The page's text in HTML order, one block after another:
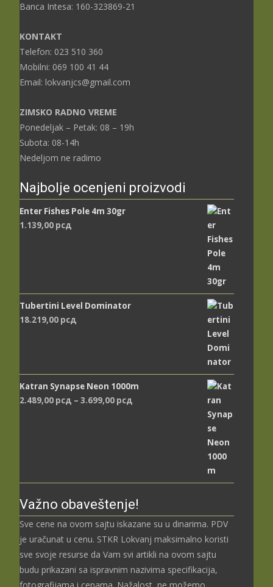
Banca Intesa: 160-323869-21
KONTAKT
Telefon: 023 510 360
Mobilni: 069 100 41 44
Email: lokvanjcs@gmail.com
ZIMSKO RADNO VREME
Ponedeljak – Petak: 08 – 19h
Subota: 08-14h
Nedeljom ne radimo
Najbolje ocenjeni proizvodi
Enter Fishes Pole 4m 30gr
1.139,00 рсд
Tubertini Level Dominator
18.219,00 рсд
Katran Synapse Neon 1000m
2.489,00 рсд – 3.699,00 рсд
Važno obaveštenje!
Sve cene na ovom sajtu iskazane su u dinarima. PDV
je uračunat u cenu. STKR Lokvanj maksimalno koristi
sve svoje resurse da Vam svi artikli na ovom sajtu
budu prikazani sa ispravnim nazivima specifikacija,